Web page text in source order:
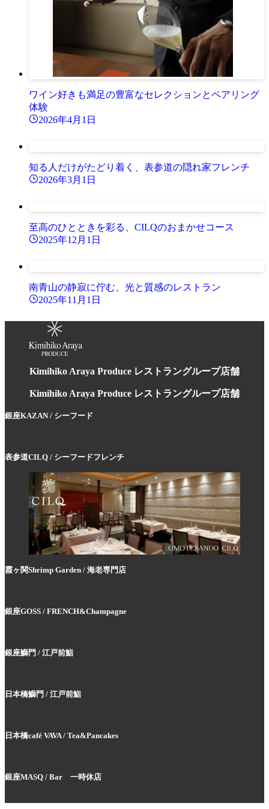
ワイン好きも満足の豊富なセレクションとペアリング
体験
2026年4月1日
知る人だけがたどり着く、表参道の隠れ家フレンチ
2026年3月1日
至高のひとときを彩る、CILQのおまかせコース
2025年12月1日
南青山の静寂に佇む、光と質感のレストラン
2025年11月1日
Kimihiko Araya Produce レストラングループ店舗
Kimihiko Araya Produce レストラングループ店舗
銀座KAZAN / シーフード
表参道CILQ / シーフードフレンチ
霞ヶ関Shrimp Garden / 海老専門店
銀座GOSS / FRENCH&Champagne
銀座鰤門 / 江戸前鮨
日本橋鰤門 / 江戸前鮨
日本橋café VAVA / Tea&Pancakes
銀座MASQ / Bar 一時休店